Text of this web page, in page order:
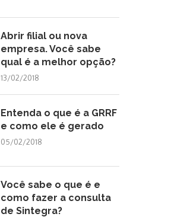
Abrir filial ou nova
empresa. Você sabe
qual é a melhor opção?
13/02/2018
Entenda o que é a GRRF
e como ele é gerado
05/02/2018
Você sabe o que é e
como fazer a consulta
de Sintegra?